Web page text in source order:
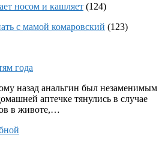
носом и кашляет (124)
с мамой комаровский (123)
года
назад анальгин был незаменимым
аптечке тянулись в случае
в животе,…